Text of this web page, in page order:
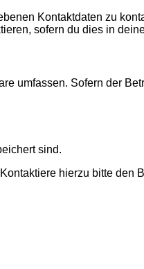
Kontaktdaten zu
sofern du dies in
umfassen. Sofern der
sind.
hierzu bitte den